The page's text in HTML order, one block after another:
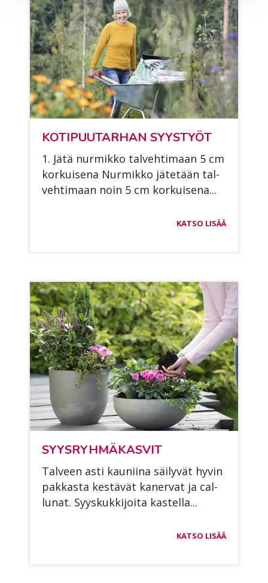
KO­TI­PUU­TAR­HAN SYYS­TYÖT
1. Jätä nur­mik­ko tal­veh­ti­maan 5 cm
kor­kui­se­na Nur­mik­ko jä­te­tään tal­
veh­ti­maan noin 5 cm kor­kui­se­na...
KATSO LISÄÄ
SYYS­RYH­MÄ­KAS­VIT
Tal­veen asti kau­nii­na säi­ly­vät hy­vin
pak­kas­ta kes­tä­vät ka­ner­vat ja cal­
lu­nat. Syys­kuk­ki­joi­ta kas­tel­la...
KATSO LISÄÄ